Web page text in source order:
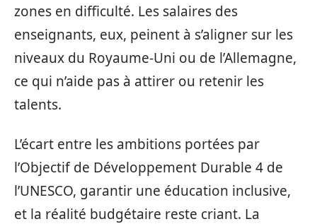
zones en difficulté. Les salaires des
enseignants, eux, peinent à s’aligner sur les
niveaux du Royaume-Uni ou de l’Allemagne,
ce qui n’aide pas à attirer ou retenir les
talents.
L’écart entre les ambitions portées par
l’Objectif de Développement Durable 4 de
l’UNESCO, garantir une éducation inclusive,
et la réalité budgétaire reste criant. La